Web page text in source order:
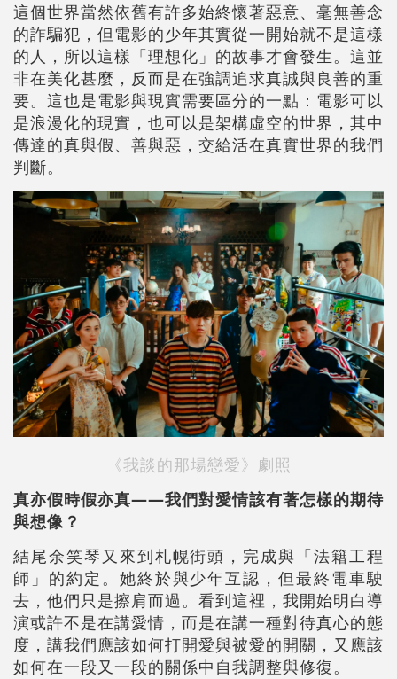
這個世界當然依舊有許多始終懷著惡意、毫無善念
的詐騙犯，但電影的少年其實從一開始就不是這樣
的人，所以這樣「理想化」的故事才會發生。這並
非在美化甚麼，反而是在強調追求真誠與良善的重
要。這也是電影與現實需要區分的一點：電影可以
是浪漫化的現實，也可以是架構虛空的世界，其中
傳達的真與假、善與惡，交給活在真實世界的我們
判斷。
《我談的那場戀愛》劇照
真亦假時假亦真——我們對愛情該有著怎樣的期待
與想像？
結尾余笑琴又來到札幌街頭，完成與「法籍工程
師」的約定。她終於與少年互認，但最終電車駛
去，他們只是擦肩而過。看到這裡，我開始明白導
演或許不是在講愛情，而是在講一種對待真心的態
度，講我們應該如何打開愛與被愛的開關，又應該
如何在一段又一段的關係中自我調整與修復。